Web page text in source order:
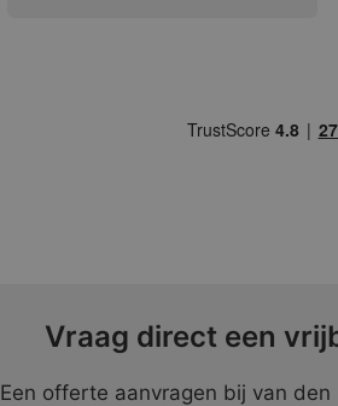
Vraag direct een
Een offerte aanvragen bij van